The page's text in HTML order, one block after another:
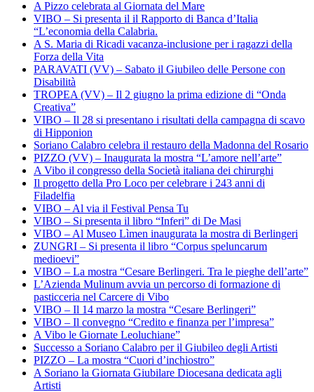
A Pizzo celebrata al Giornata del Mare
VIBO – Si presenta il il Rapporto di Banca d’Italia
“L’economia della Calabria.
A S. Maria di Ricadi vacanza-inclusione per i ragazzi della
Forza della Vita
PARAVATI (VV) – Sabato il Giubileo delle Persone con
Disabilità
TROPEA (VV) – Il 2 giugno la prima edizione di “Onda
Creativa”
VIBO – Il 28 si presentano i risultati della campagna di scavo
di Hipponion
Soriano Calabro celebra il restauro della Madonna del Rosario
PIZZO (VV) – Inaugurata la mostra “L’amore nell’arte”
A Vibo il congresso della Società italiana dei chirurghi
Il progetto della Pro Loco per celebrare i 243 anni di
Filadelfia
VIBO – Al via il Festival Pensa Tu
VIBO – Si presenta il libro “Inferi” di De Masi
VIBO – Al Museo Lìmen inaugurata la mostra di Berlingeri
ZUNGRI – Si presenta il libro “Corpus speluncarum
medioevi”
VIBO – La mostra “Cesare Berlingeri. Tra le pieghe dell’arte”
L’Azienda Mulinum avvia un percorso di formazione di
pasticceria nel Carcere di Vibo
VIBO – Il 14 marzo la mostra “Cesare Berlingeri”
VIBO – Il convegno “Credito e finanza per l’impresa”
A Vibo le Giornate Leoluchiane”
Successo a Soriano Calabro per il Giubileo degli Artisti
PIZZO – La mostra “Cuori d’inchiostro”
A Soriano la Giornata Giubilare Diocesana dedicata agli
Artisti